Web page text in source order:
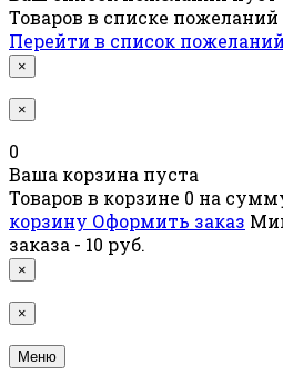
Товаров в списке пожеланий
Перейти в список пожеланий
×
×
0
Ваша корзина пуста
Товаров в корзине 0 на
корзину Оформить заказ
заказа - 10 руб.
×
×
Меню